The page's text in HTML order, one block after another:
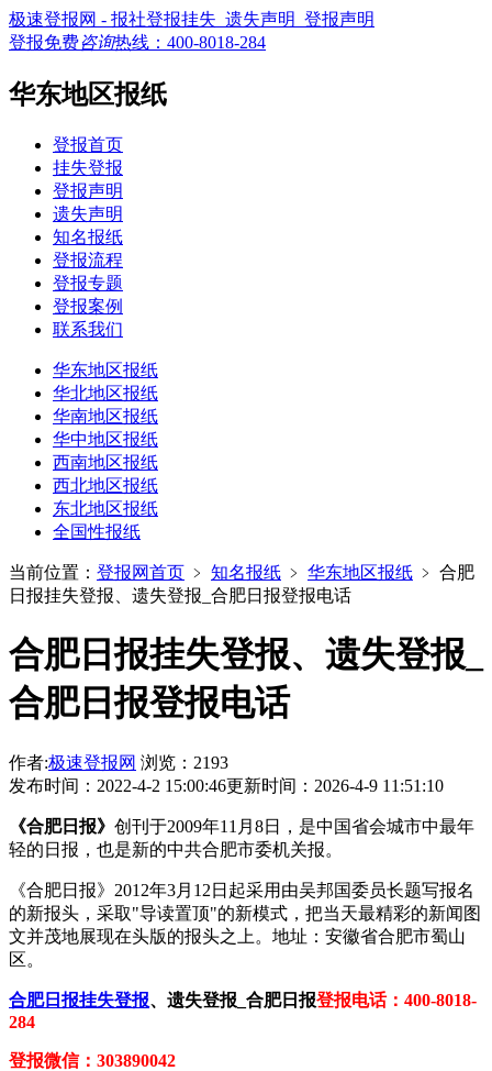
极速登报网 - 报社登报挂失_遗失声明_登报声明
登报免费咨询热线： 400-8018-284
华东地区报纸
登报首页
挂失登报
登报声明
遗失声明
知名报纸
登报流程
登报专题
登报案例
联系我们
华东地区报纸
华北地区报纸
华南地区报纸
华中地区报纸
西南地区报纸
西北地区报纸
东北地区报纸
全国性报纸
当前位置： 登报网首页 ﹥ 知名报纸 ﹥ 华东地区报纸 ﹥ 合肥
日报挂失登报、遗失登报_合肥日报登报电话
合肥日报挂失登报、遗失登报_
合肥日报登报电话
作者:极速登报网 浏览：2193
发布时间：2022-4-2 15:00:46更新时间：2026-4-9 11:51:10
《合肥日报》 创刊于2009年11月8日，是中国省会城市中最年
轻的日报，也是新的中共合肥市委机关报。
《合肥日报》2012年3月12日起采用由吴邦国委员长题写报名
的新报头，采取"导读置顶"的新模式，把当天最精彩的新闻图
文并茂地展现在头版的报头之上。地址：安徽省合肥市蜀山
区。
合肥日报挂失登报、遗失登报_合肥日报登报电话：400-8018-
284
登报微信：303890042